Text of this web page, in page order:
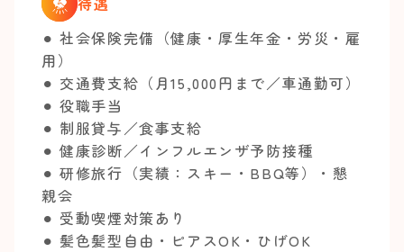
⚫︎ 社会保険完備（健康・厚生年金・労災・雇
用）
⚫︎ 交通費支給（月15,000円まで／車通勤可）
⚫︎ 役職手当
⚫︎ 制服貸与／食事支給
⚫︎ 健康診断／インフルエンザ予防接種
⚫︎ 研修旅行（実績：スキー・BBQ等）・懇
親会
⚫︎ 受動喫煙対策あり
⚫︎ 髪色髪型自由・ピアスOK・ひげOK